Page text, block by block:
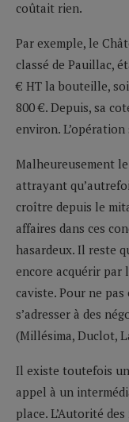
coûtait rien.
Par exemple, le
classé de Pauillac,
€ HT la bouteille,
800 €. Depuis, sa
environ. L’opération
Malheureusement
attrayant
croître depuis le
affaires dans ces
hasardeux. Il reste
encore acquérir par
caviste. Pour ne
s’adresser à des
(Millésima, Duclot,
Il existe toutefois
appel à un
place. L’Autorité